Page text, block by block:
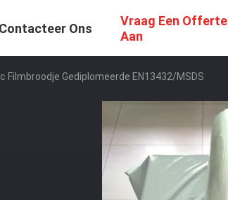
Contacteer Ons
Vraag Een Offerte
Aan
Gediplomeerde EN13432/MSDS